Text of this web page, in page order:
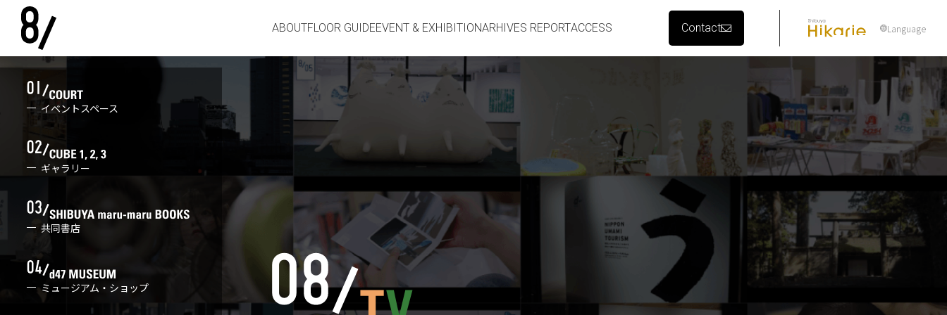
Language
Contact
ABOUTFLOOR GUIDEEVENT & EXHIBITIONARHIVES REPORTACCESS
イベントスペース
ギャラリー
共同書店
ミュージアム・ショップ